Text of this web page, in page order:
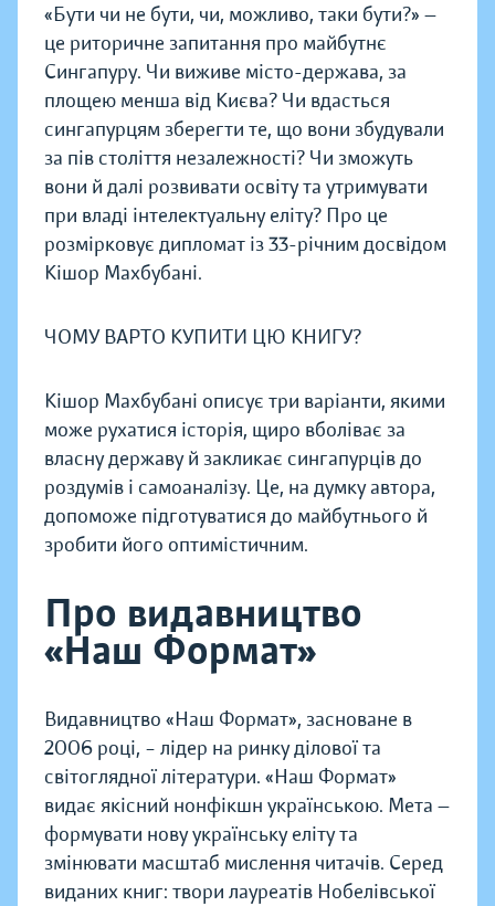
«Бути чи не бути, чи, можливо, таки бути?» —
це риторичне запитання про майбутнє
Сингапуру. Чи виживе місто-держава, за
площею менша від Києва? Чи вдасться
сингапурцям зберегти те, що вони збудували
за пів століття незалежності? Чи зможуть
вони й далі розвивати освіту та утримувати
при владі інтелектуальну еліту? Про це
розмірковує дипломат із 33-річним досвідом
Кішор Махбубані.
ЧОМУ ВАРТО КУПИТИ ЦЮ КНИГУ?
Кішор Махбубані описує три варіанти, якими
може рухатися історія, щиро вболіває за
власну державу й закликає сингапурців до
роздумів і самоаналізу. Це, на думку автора,
допоможе підготуватися до майбутнього й
зробити його оптимістичним.
Про видавництво
«Наш Формат»
Видавництво «Наш Формат», засноване в
2006 році, – лідер на ринку ділової та
світоглядної літератури. «Наш Формат»
видає якісний нонфікшн українською. Мета —
формувати нову українську еліту та
змінювати масштаб мислення читачів. Серед
виданих книг: твори лауреатів Нобелівської